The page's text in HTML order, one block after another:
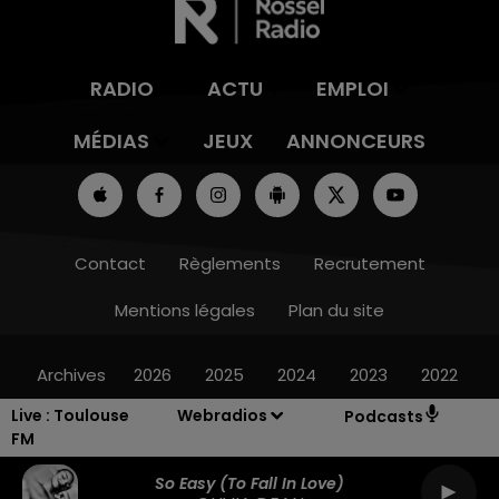
Live : Toulouse
FM
Webradios Podcasts
So Easy (to Fall In Love)
RADIO ACTU
EMPLOI
MÉDIAS
JEUX ANNONCEURS
Contact Règlements
Recrutement
Mentions légales
Plan du site
Archives 2026 2025 2024 2023 2022